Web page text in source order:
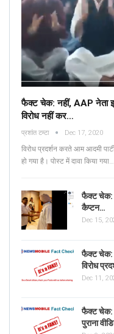
फैक्ट चेक: नहीं, AAP नेता
विरोध नहीं कर…
प्रशांत टम्टा Dec 17, 2020
विरोध प्रदर्शन करते आम आदमी
हो गया है। पोस्ट में दावा किया गया…
फैक्ट चेक:
कैप्टन…
Dec 15,
फैक्ट चेक:
विरोध
Dec 11,
फैक्ट चेक:
पुराना